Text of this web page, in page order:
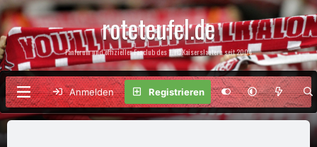
roteteufel.de
Fanforum und offizieller Fanclub des 1. FC Kaiserslautern seit 2004
Anmelden Registrieren